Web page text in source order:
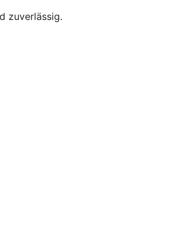
zuverlässig.